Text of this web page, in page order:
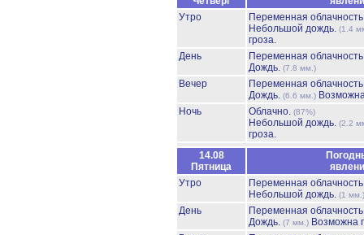
Утро
Переменная
Небольшой дождь. (1.4
гроза.
День
Переменная
Дождь. (7.8 мм.)
Вечер
Переменная
Дождь. (6.6 мм.)
Ночь
Облачно. (87%)
Небольшой дождь. (2.2
гроза.
14.08
Пятница
Утро
Переменная
Небольшой дождь. (1 мм.)
День
Переменная
Дождь. (7 мм.) Возможна